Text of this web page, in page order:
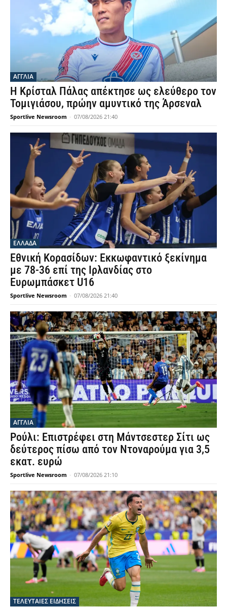
ΑΓΓΛΙΑ
Η Κρίσταλ Πάλας απέκτησε ως ελεύθερο τον
Τομιγιάσου, πρώην αμυντικό της Άρσεναλ
Sportlive Newsroom - 07/08/2026 21:40
ΕΛΛΑΔΑ
Εθνική Κορασίδων: Εκκωφαντικό ξεκίνημα
με 78-36 επί της Ιρλανδίας στο
Ευρωμπάσκετ U16
Sportlive Newsroom - 07/08/2026 21:40
ΑΓΓΛΙΑ
Ρούλι: Επιστρέφει στη Μάντσεστερ Σίτι ως
δεύτερος πίσω από τον Ντοναρούμα για 3,5
εκατ. ευρώ
Sportlive Newsroom - 07/08/2026 21:10
ΤΕΛΕΥΤΑΙΕΣ ΕΙΔΗΣΕΙΣ